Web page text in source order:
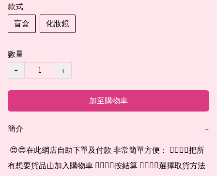
款式
盲盒
化妝鏡
數量
−
+
加至購物車
簡介 −
有想要貨品山加入購物車 👉🏻👉🏻按結算 👉🏻👉🏻選擇取貨方法